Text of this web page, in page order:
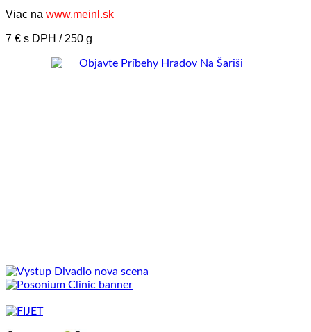
Viac na www.meinl.sk
7 € s DPH / 250 g